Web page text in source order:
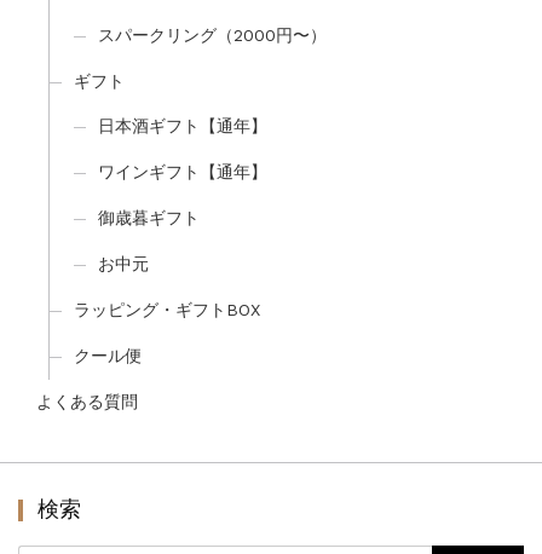
スパークリング（2000円〜）
ギフト
日本酒ギフト【通年】
ワインギフト【通年】
御歳暮ギフト
お中元
ラッピング・ギフトBOX
クール便
よくある質問
検索